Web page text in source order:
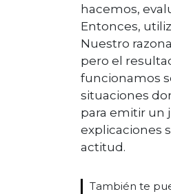
hacemos,
Entonces,
Nuestro
pero el
funcionamos
situaciones
para emitir un
explicaciones
actitud.
También te